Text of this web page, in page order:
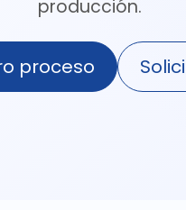
producción.
proceso